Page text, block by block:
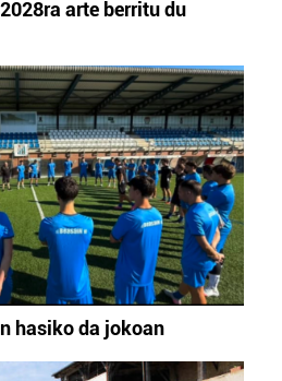
arte berritu du
hasiko da jokoan